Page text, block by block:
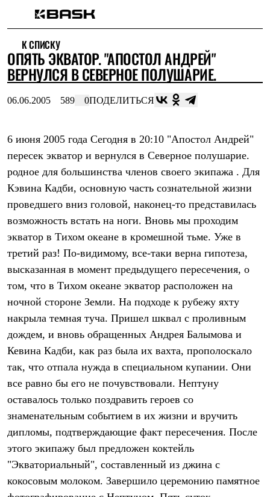
Интернет-магазин
Мужская одежда
Утепленная пухом
Куртки
Жилеты
Куртки
Штормовая одежда
Куртки
Брюки
Софтшелл одежда
Куртки
Брюки
Куртки
Брюки
Термобелье
Теплое термобелье
Среднее термобелье
Легкое термобелье
Лёгкая одежда
Футболки
Рубашки
Толстовки
Брюки
Женская одежда
Утепленная пухом
Жилеты
Утепленная синтетикой
Брюки
Штормовая одежда
Куртки
К СПИСКУ
ОПЯТЬ ЭКВАТОР. "АПОСТОЛ АНДРЕЙ"
ВЕРНУЛСЯ В СЕВЕРНОЕ ПОЛУШАРИЕ.
06.06.2005 589 0ПОДЕЛИТЬСЯ
6 июня 2005 года Сегодня в 20:10 "Апостол Андрей"
пересек экватор и вернулся в Северное полушарие.
родное для большинства членов своего экипажа . Для
Кэвина Кадби, основную часть сознательной жизни
проведшего вниз головой, наконец-то представилась
возможность встать на ноги. Вновь мы проходим
экватор в Тихом океане в кромешной тьме. Уже в
третий раз! По-видимому, все-таки верна гипотеза,
высказанная в момент предыдущего пересечения, о
том, что в Тихом океане экватор расположен на
ночной стороне Земли. На подходе к рубежу яхту
накрыла темная туча. Пришел шквал с проливным
дождем, и вновь обращенных Андрея Балымова и
Кевина Кадби, как раз была их вахта, прополоскало
так, что отпала нужда в специальном купании. Они
все равно бы его не почувствовали. Нептуну
оставалось только поздравить героев со
знаменательным событием в их жизни и вручить
дипломы, подтверждающие факт пересечения. После
этого экипажу был предложен коктейль
"Экваториальный", составленный из джина с
кокосовым молоком. Завершило церемонию памятное